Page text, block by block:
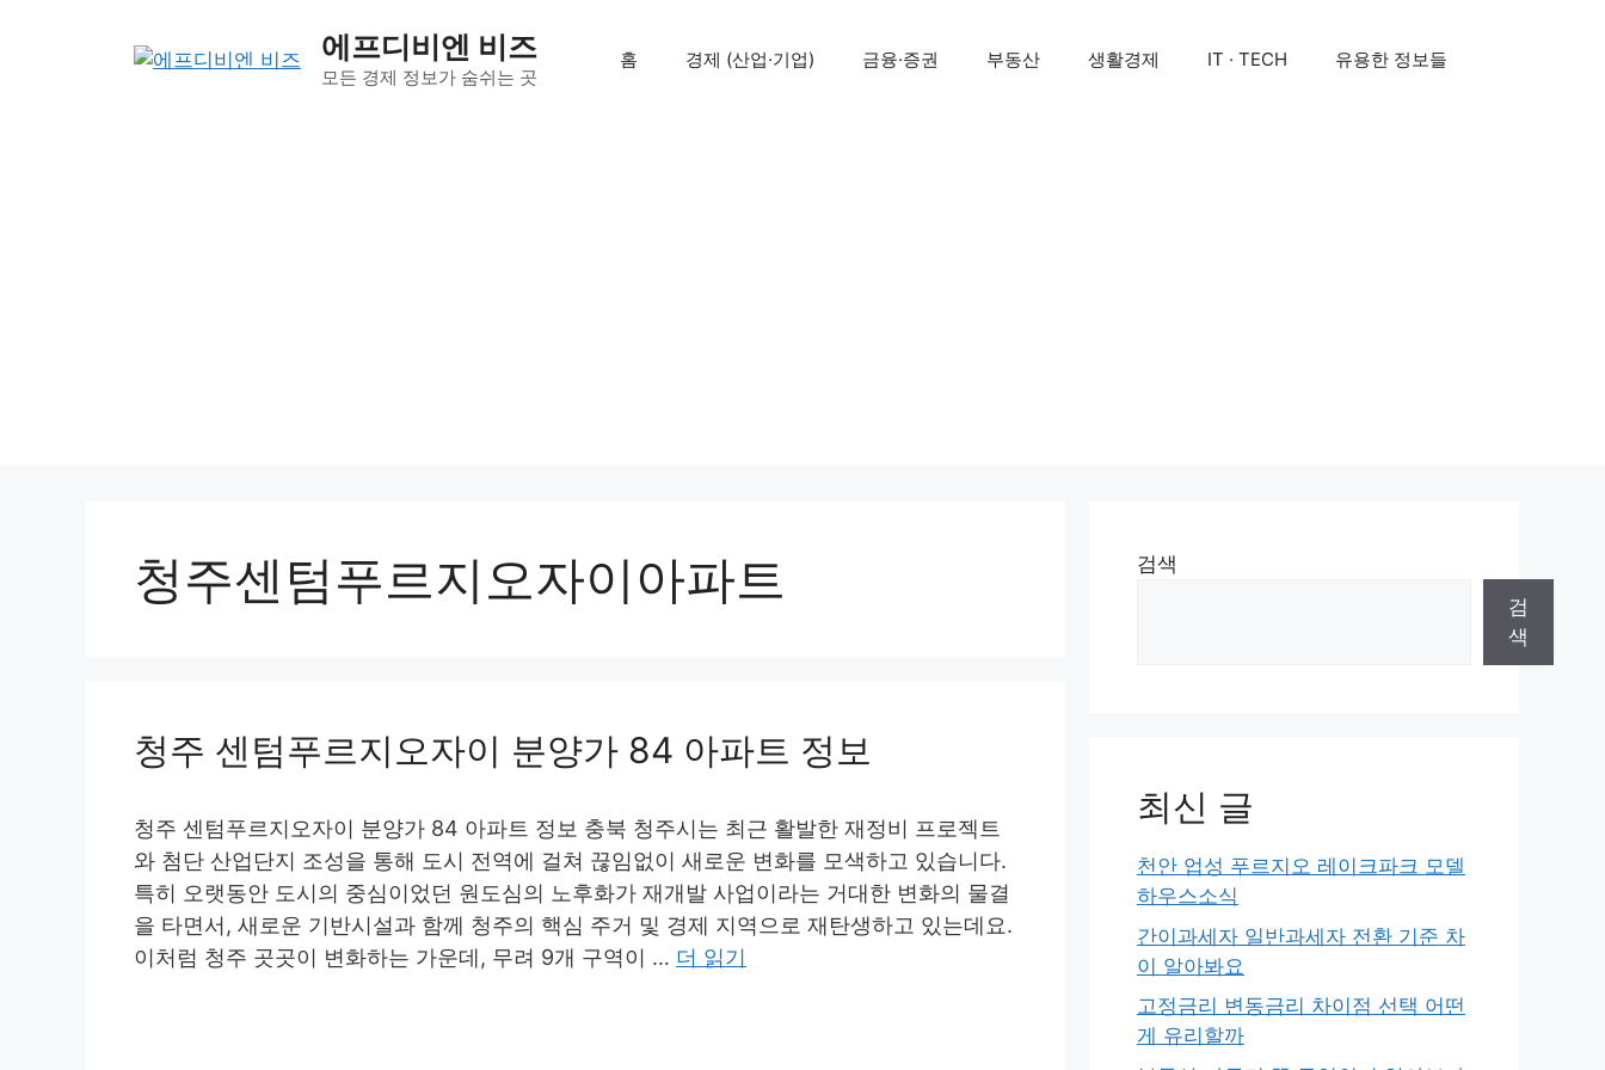
에프디비엔 비즈
모든 경제 정보가 숨쉬는 곳
홈 경제 (산업·기업) 금융·증권 부동산 생활경제 IT · TECH 유용한 정보들
청주센텀푸르지오자이아파트
청주 센텀푸르지오자이 분양가 84 아파트 정보
청주 센텀푸르지오자이 분양가 84 아파트 정보 충북 청주시는 최근 활발한 재정비 프로젝트
와 첨단 산업단지 조성을 통해 도시 전역에 걸쳐 끊임없이 새로운 변화를 모색하고 있습니다.
특히 오랫동안 도시의 중심이었던 원도심의 노후화가 재개발 사업이라는 거대한 변화의 물결
을 타면서, 새로운 기반시설과 함께 청주의 핵심 주거 및 경제 지역으로 재탄생하고 있는데요.
이처럼 청주 곳곳이 변화하는 가운데, 무려 9개 구역이 … 더 읽기
검색
검
색
최신 글
천안 업성 푸르지오 레이크파크 모델
하우스소식
간이과세자 일반과세자 전환 기준 차
이 알아봐요
고정금리 변동금리 차이점 선택 어떤
게 유리할까